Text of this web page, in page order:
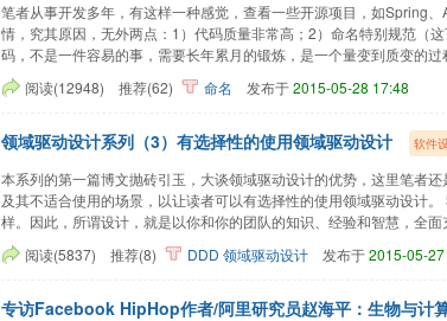
笔者从事开发多年，有这样一种感觉，查看一些开源项目，如Spring
情，究其原因，无外两点：1）代码质量非常高；2）命名特别规范（
码，不是一件容易的事，需要长年累月的锻炼，是一个量变到质变的过
阅读(12948)
推荐(62) 命名 发布于2015-05-28 17:48
领域驱动设计系列（3）有选择性的使用领域驱动设计 软件
本系列的第一篇博文抛砖引玉，大谈领域驱动设计的优势，这里笔者
及其不适合使用的场景，以让读者可以有选择性的使用领域驱动设计
样。因此，所谓设计，就是以你和你的团队的知识、经验和智慧，全
阅读(5837)
推荐(8) DDD 领域驱动设计 发布于2015-05-
专访Facebook HipHop作者/阿里研究员赵海平：生物与计